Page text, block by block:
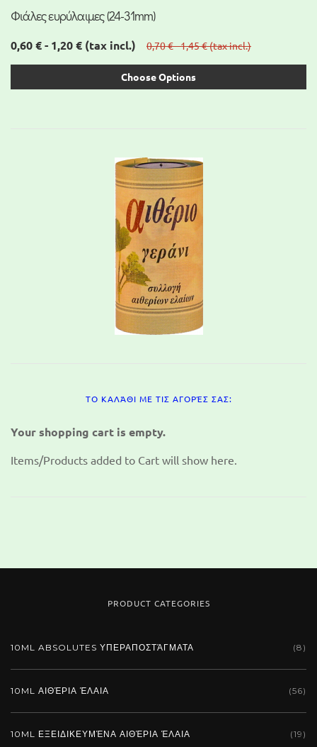
Φιάλες ευρύλαιμες (24-31mm)
0,60 € - 1,20 € (tax incl.) 0,70 € - 1,45 €(tax incl.)
Choose Options
ΤΟ ΚΑΛΆΘΙ ΜΕ ΤΙΣ ΑΓΟΡΈΣ ΣΑΣ:
Your shopping cart is empty.
Items/Products added to Cart will show here.
PRODUCT CATEGORIES
10ML ABSOLUTES ΥΠΕΡΑΠΟΣΤΆΓΜΑΤΑ (8)
10ML ΑΙΘΈΡΙΑ ΈΛΑΙΑ (56)
10ML ΕΞΕΙΔΙΚΕΥΜΈΝΑ ΑΙΘΈΡΙΑ ΈΛΑΙΑ (19)